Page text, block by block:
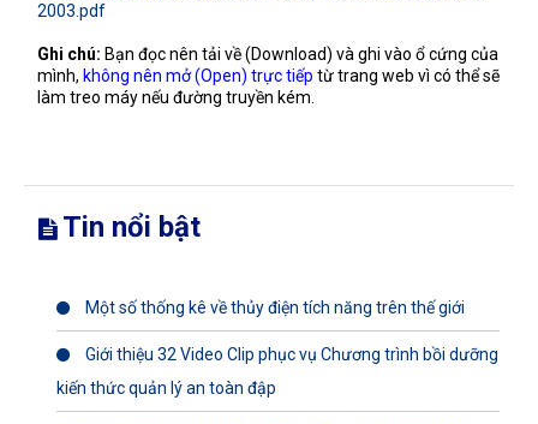
2003.pdf
Ghi chú: Bạn đọc nên tải về (Download) và ghi vào ổ cứng của
mình, không nên mở (Open) trực tiếp từ trang web vì có thể sẽ
làm treo máy nếu đường truyền kém.
Tin nổi bật
Một số thống kê về thủy điện tích năng trên thế giới
Giới thiệu 32 Video Clip phục vụ Chương trình bồi dưỡng
kiến thức quản lý an toàn đập